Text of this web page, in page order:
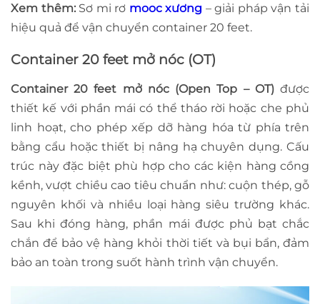
Xem thêm:Sơ mi rơ mooc xương – giải pháp vận tải
hiệu quả để vận chuyển container 20 feet.
Container 20 feet mở nóc (OT)
Container 20 feet mở nóc (Open Top – OT)được
thiết kế với phần mái có thể tháo rời hoặc che phủ
linh hoạt, cho phép xếp dỡ hàng hóa từ phía trên
bằng cẩu hoặc thiết bị nâng hạ chuyên dụng. Cấu
trúc này đặc biệt phù hợp cho các kiện hàng cồng
kềnh, vượt chiều cao tiêu chuẩn như: cuộn thép, gỗ
nguyên khối và nhiều loại hàng siêu trường khác.
Sau khi đóng hàng, phần mái được phủ bạt chắc
chắn để bảo vệ hàng khỏi thời tiết và bụi bẩn, đảm
bảo an toàn trong suốt hành trình vận chuyển.